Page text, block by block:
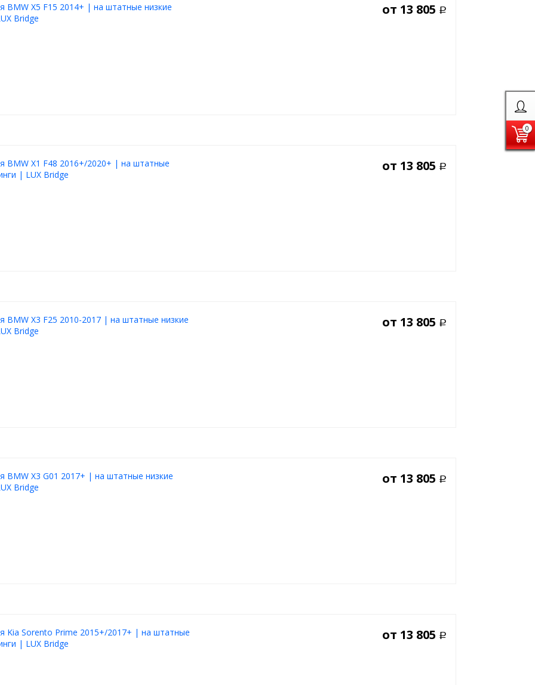
0
BMW X5 F15 2014+ | на штатные низкие
Bridge
от 13 805 Р
BMW X1 F48 2016+/2020+ | на штатные
| LUX Bridge
от 13 805 Р
BMW X3 F25 2010-2017 | на штатные низкие
Bridge
от 13 805 Р
BMW X3 G01 2017+ | на штатные низкие
Bridge
от 13 805 Р
Kia Sorento Prime 2015+/2017+ | на штатные
| LUX Bridge
от 13 805 Р